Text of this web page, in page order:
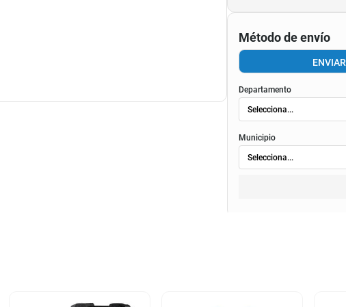
Método de envío
ENVIAR
Departamento
Municipio